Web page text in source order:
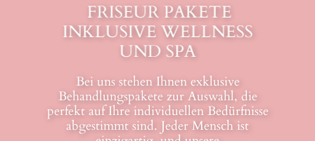
FRISEUR PAKETE
INKLUSIVE WELLNESS
UND SPA
Bei uns stehen Ihnen exklusive
Behandlungspakete zur Auswahl, die
perfekt auf Ihre individuellen Bedürfnisse
abgestimmt sind. Jeder Mensch ist